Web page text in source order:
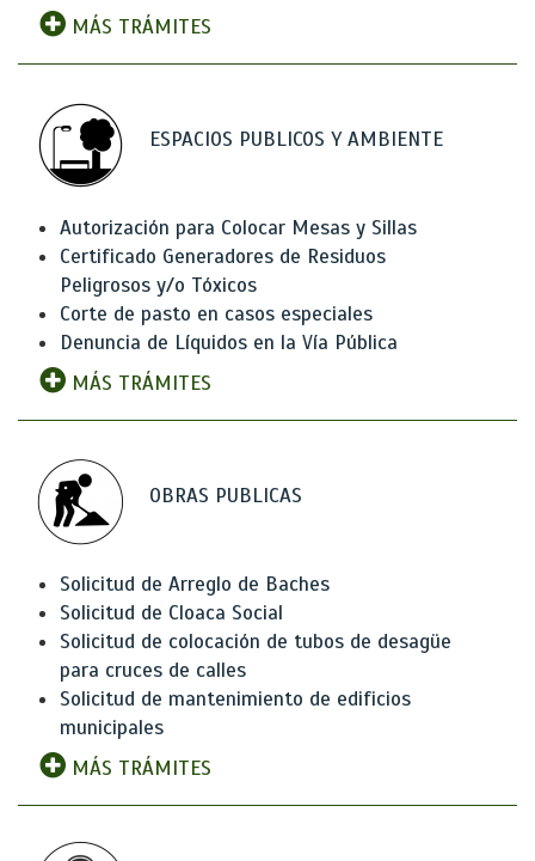
MÁS TRÁMITES
ESPACIOS PUBLICOS Y AMBIENTE
Autorización para Colocar Mesas y Sillas
Certificado Generadores de Residuos
Peligrosos y/o Tóxicos
Corte de pasto en casos especiales
Denuncia de Líquidos en la Vía Pública
MÁS TRÁMITES
OBRAS PUBLICAS
Solicitud de Arreglo de Baches
Solicitud de Cloaca Social
Solicitud de colocación de tubos de desagüe
para cruces de calles
Solicitud de mantenimiento de edificios
municipales
MÁS TRÁMITES